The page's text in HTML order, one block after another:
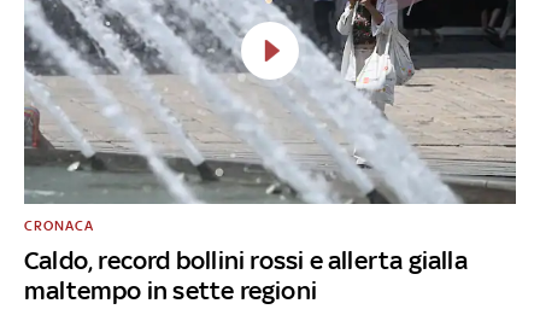
Caldo, record bollini rossi e allerta gialla
maltempo in sette regioni
CRONACA